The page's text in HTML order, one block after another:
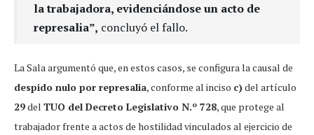
la trabajadora, evidenciándose un acto de
represalia”, concluyó el fallo.
La Sala argumentó que, en estos casos, se configura la causal de
despido nulo por represalia, conforme al inciso c)del artículo
29del TUO del Decreto Legislativo N.º 728, que protege al
trabajador frente a actos de hostilidad vinculados al ejercicio de